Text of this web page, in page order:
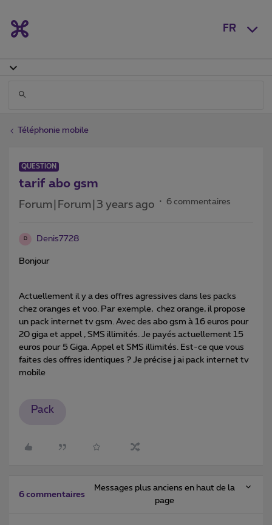
FR
Téléphonie mobile
QUESTION
tarif abo gsm
Forum|Forum|3 years ago 6 commentaires
D Denis7728
Bonjour
Actuellement il y a des offres agressives dans les packs
chez oranges et voo. Par exemple, chez orange, il propose
un pack internet tv gsm. Avec des abo gsm à 16 euros pour
20 giga et appel , SMS illimités. Je payés actuellement 15
euros pour 5 Giga. Appel et SMS illimités. Est-ce que vous
faites des offres identiques ? Je précise j ai pack internet tv
mobile
Pack
6 commentaires
Messages plus anciens en haut de la
page